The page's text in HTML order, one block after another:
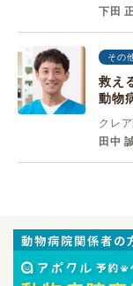
下田
その
救え
動物
クレ
田中